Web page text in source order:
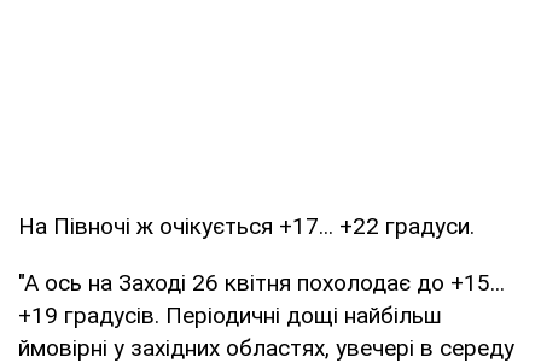
На Півночі ж очікується +17... +22 градуси.
"А ось на Заході 26 квітня похолодає до +15...
+19 градусів. Періодичні дощі найбільш
ймовірні у західних областях, увечері в середу